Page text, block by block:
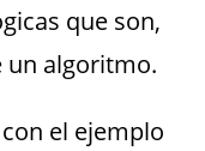
que son,
un algoritmo.
el ejemplo